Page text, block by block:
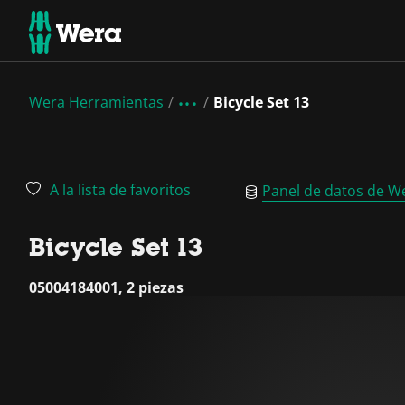
Wera Herramientas Bicycle Set 13
A la lista de favoritos Panel de datos de
Bicycle Set 13
05004184001, 2 piezas